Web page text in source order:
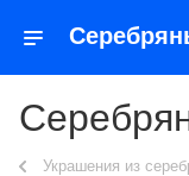
Украшения из